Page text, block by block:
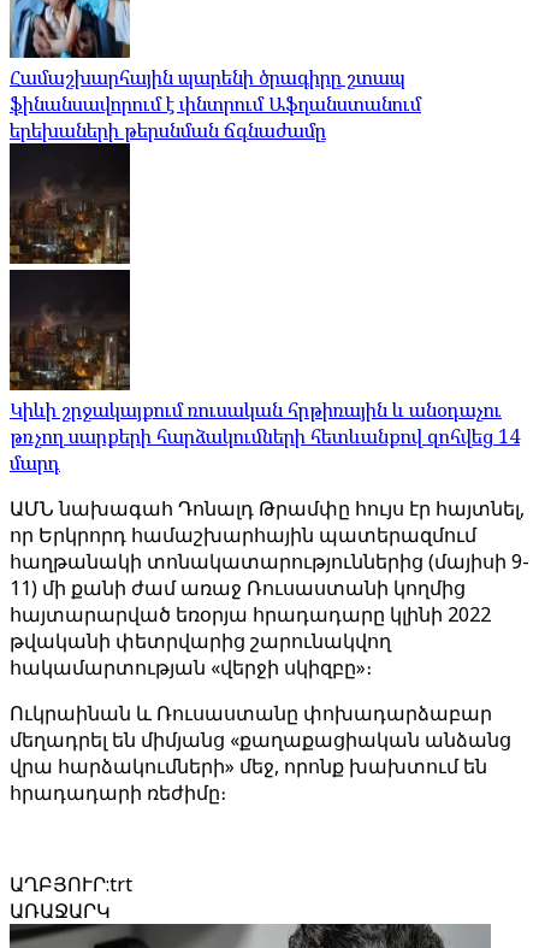
Համաշխարհային պարենի ծրագիրը շտապ
ֆինանսավորում է փնտրում Աֆղանստանում
երեխաների թերսնման ճգնաժամը
Կիևի շրջակայքում ռուսական հրթիռային և անօդաչու
թռչող սարքերի հարձակումների հետևանքով զոհվեց 14
մարդ
ԱՄՆ նախագահ Դոնալդ Թրամփը հույս էր հայտնել,
որ Երկրորդ համաշխարհային պատերազմում
հաղթանակի տոնակատարություններից (մայիսի 9-
11) մի քանի ժամ առաջ Ռուսաստանի կողմից
հայտարարված եռօրյա հրադադարը կլինի 2022
թվականի փետրվարից շարունակվող
հակամարտության «վերջի սկիզբը»։
Ուկրաինան և Ռուսաստանը փոխադարձաբար
մեղադրել են միմյանց «քաղաքացիական անձանց
վրա հարձակումների» մեջ, որոնք խախտում են
հրադադարի ռեժիմը։
ԱՂԲՅՈՒՐ:trt
ԱՌԱՋԱՐԿ